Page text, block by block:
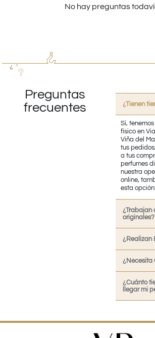
No hay preguntas
Preguntas
frecuentes
¿Tienen
Sí,
físico en
Viña del
tus
a tus
perfumes
nuestra
online,
esta
¿Trabajan
originales?
¿Realizan
¿Necesita
¿Cuánto
llegar mi